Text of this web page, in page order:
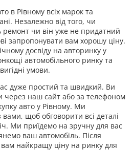
в Рівному всіх марок та
Незалежно від того, чи
ремонт чи він уже не придатний
запропонувати вам хорошу ціну.
досвіду на авторинку у
автомобільного ринку та
умови.
дуже простий та швидкий. Ви
через наш сайт або за телефоном
авто у Рівному. Ми
щоб обговорити всі деталі
Ми приїдемо на зручну для вас
ваш автомобіль. Після
найкращу ціну на ринку для